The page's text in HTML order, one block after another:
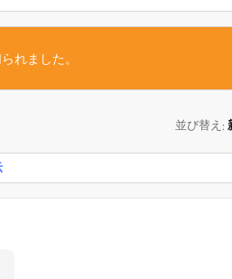
れました。
並び替え :